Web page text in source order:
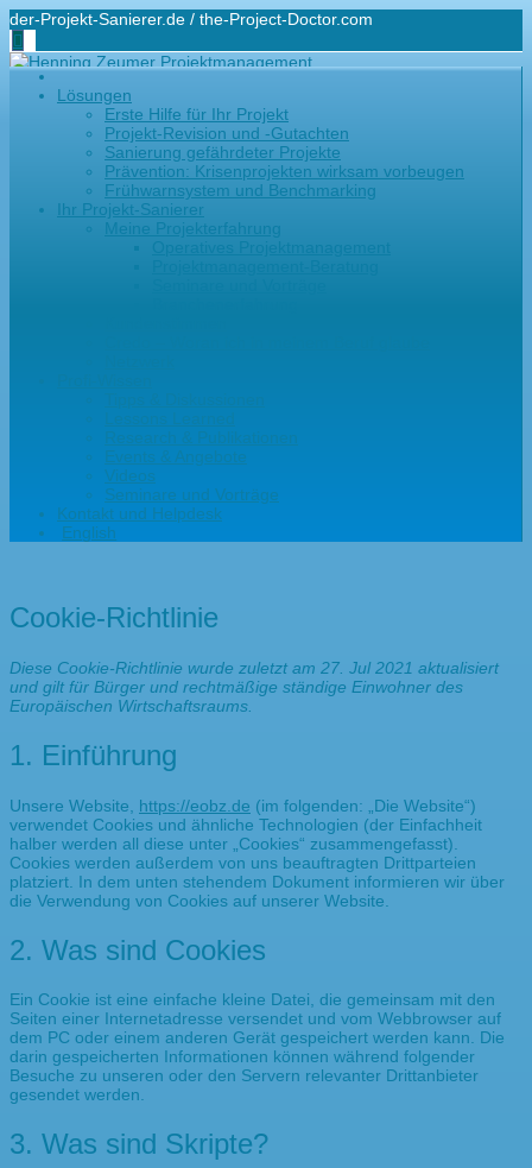
der-Projekt-Sanierer.de / the-Project-Doctor.com
+49-171-48 44 100
hz@der-projekt-sanierer.de
Lösungen
Erste Hilfe für Ihr Projekt
Projekt-Revision und -Gutachten
Sanierung gefährdeter Projekte
Prävention: Krisenprojekten wirksam vorbeugen
Frühwarnsystem und Benchmarking
Ihr Projekt-Sanierer
Meine Projekterfahrung
Operatives Projektmanagement
Research & Publikationen
Events & Angebote
Videos
Seminare und Vorträge
Kontakt und Helpdesk
English
Cookie-Richtlinie
Diese Cookie-Richtlinie wurde zuletzt am 27. Jul 2021 aktualisiert
und gilt für Bürger und rechtmäßige ständige Einwohner des
Europäischen Wirtschaftsraums.
1. Einführung
Unsere Website, https://eobz.de (im folgenden: „Die Website“)
verwendet Cookies und ähnliche Technologien (der Einfachheit
halber werden all diese unter „Cookies“ zusammengefasst).
Cookies werden außerdem von uns beauftragten Drittparteien
platziert. In dem unten stehendem Dokument informieren wir über
die Verwendung von Cookies auf unserer Website.
2. Was sind Cookies
Ein Cookie ist eine einfache kleine Datei, die gemeinsam mit den
Seiten einer Internetadresse versendet und vom Webbrowser auf
dem PC oder einem anderen Gerät gespeichert werden kann. Die
darin gespeicherten Informationen können während folgender
Besuche zu unseren oder den Servern relevanter Drittanbieter
gesendet werden.
3. Was sind Skripte?